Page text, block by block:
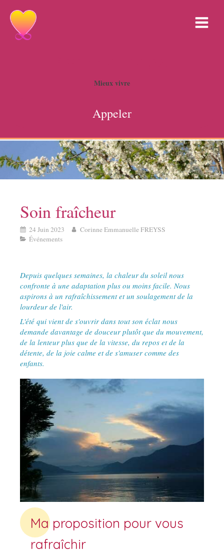
Mieux vivre
Appeler
Soin fraîcheur
24 Juin 2023
Corinne Emmanuelle FREYSS
Événements
Depuis quelques semaines, la chaleur du soleil nous
confronte à une adaptation plus ou moins facile. Nous
aspirons à un rafraîchissement et un soulagement de la
lourdeur de l'air.
L'été qui vient de s'ouvrir dans tout son éclat nous
demande davantage de douceur plutôt que du mouvement,
de la lenteur plus que de la vitesse, du repos et de la
détente, de la joie calme et de s'amuser comme des
enfants.
Ma proposition pour vous
rafraîchir